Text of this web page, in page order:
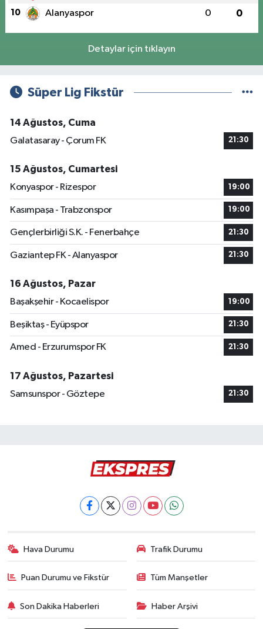
10 Alanyaspor 0 0
Detaylar için tıklayın
Süper Lig Fikstür
14 Ağustos, Cuma
Galatasaray - Çorum FK
21:30
15 Ağustos, Cumartesi
Konyaspor - Rizespor
19:00
Kasımpaşa - Trabzonspor 19:00
Gençlerbirliği S.K. - Fenerbahçe 21:30
Gaziantep FK - Alanyaspor 21:30
16 Ağustos, Pazar
Başakşehir - Kocaelispor
19:00
Beşiktaş - Eyüpspor 21:30
Amed - Erzurumspor FK 21:30
17 Ağustos, Pazartesi
Samsunspor - Göztepe
21:30
Hava Durumu Trafik Durumu
Puan Durumu ve Fikstür Tüm Manşetler
Son Dakika Haberleri Haber Arşivi